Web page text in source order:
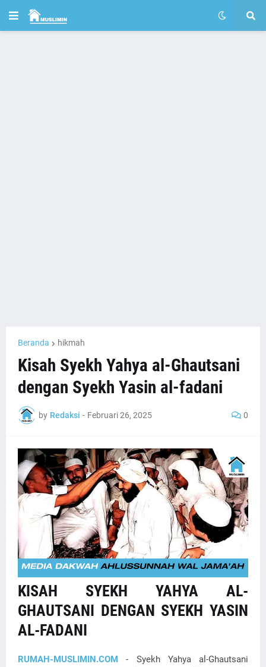
Beranda hikmah
Kisah Syekh Yahya al-Ghautsani
dengan Syekh Yasin al-fadani
by Redaksi - Februari 26, 2025 0
KISAH SYEKH YAHYA AL-
GHAUTSANI DENGAN SYEKH YASIN
AL-FADANI
RUMAH-MUSLIMIN.COM - Syekh Yahya al-Ghautsani